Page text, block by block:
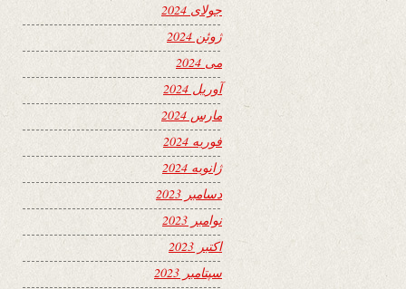
جولای 2024
ژوئن 2024
می 2024
آوریل 2024
مارس 2024
فوریه 2024
ژانویه 2024
دسامبر 2023
نوامبر 2023
اکتبر 2023
سپتامبر 2023